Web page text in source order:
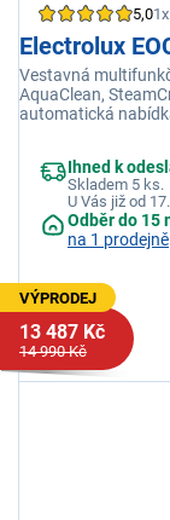
5,01x
Electrolux
Vestavná
AquaClean,
automatická
Ihned k
Skladem 5 ks.
U Vás již od
Odběr do 15
na 1 prodejně
VÝPRODEJ
13 487 Kč
14 990 Kč